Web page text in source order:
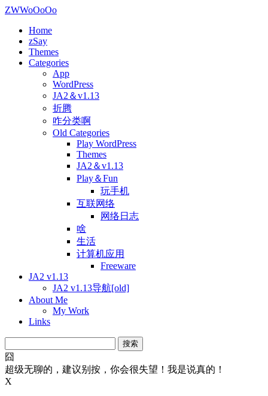
ZWWoOoOo
Home
zSay
Themes
Categories
App
WordPress
JA2＆v1.13
折腾
咋分类啊
Old Categories
Play WordPress
Themes
JA2＆v1.13
Play＆Fun
玩手机
互联网络
网络日志
啥
生活
计算机应用
Freeware
JA2 v1.13
JA2 v1.13导航[old]
About Me
My Work
Links
索：
囧
超级无聊的，建议别按，你会很失望！我是说真的！
X